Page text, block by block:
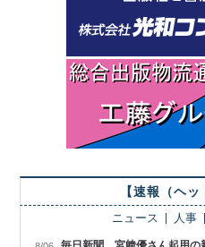
【速報（ヘッ
ニュース 人事